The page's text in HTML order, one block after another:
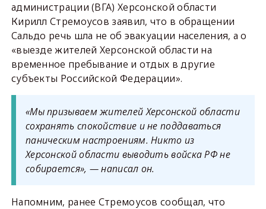
администрации (ВГА) Херсонской области
Кирилл Стремоусов заявил, что в обращении
Сальдо речь шла не об эвакуации населения, а о
«выезде жителей Херсонской области на
временное пребывание и отдых в другие
субъекты Российской Федерации».
«Мы призываем жителей Херсонской области
сохранять спокойствие и не поддаваться
паническим настроениям. Никто из
Херсонской области выводить войска РФ не
собирается», — написал он.
Напомним, ранее Стремоусов сообщал, что